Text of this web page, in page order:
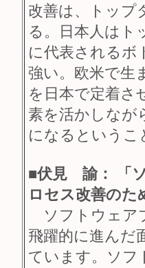
改善は、トップ
る。日本人はト
に代表されるボ
強い。欧米で生
を日本で定着さ
素を活かしなが
になるというこ
■伏見 諭： 「
ロセス改善のた
ソフトウェア
飛躍的に進んだ
ています。ソフ